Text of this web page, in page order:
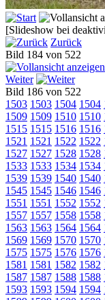
[Slideshow bei
Zurück
Bild 184 von 522
Weiter
Bild 186 von 522
1503 1503 1504 1504
1509 1509 1510 1510
1515 1515 1516 1516
1521 1521 1522 1522
1527 1527 1528 1528
1533 1533 1534 1534
1539 1539 1540 1540
1545 1545 1546 1546
1551 1551 1552 1552
1557 1557 1558 1558
1563 1563 1564 1564
1569 1569 1570 1570
1575 1575 1576 1576
1581 1581 1582 1582
1587 1587 1588 1588
1593 1593 1594 1594